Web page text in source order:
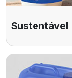
Sustentável